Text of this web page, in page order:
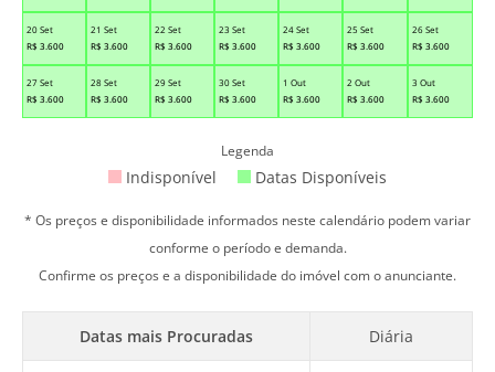
20 Set
R$ 3.600
21 Set
R$ 3.600
22 Set
R$ 3.600
23 Set
R$ 3.600
24 Set
R$ 3.600
25 Set
R$ 3.600
26 Set
R$ 3.600
27 Set
R$ 3.600
28 Set
R$ 3.600
29 Set
R$ 3.600
30 Set
R$ 3.600
1 Out
R$ 3.600
2 Out
R$ 3.600
3 Out
R$ 3.600
Legenda
Indisponível Datas Disponíveis
* Os preços e disponibilidade informados neste calendário podem variar
conforme o período e demanda.
Confirme os preços e a disponibilidade do imóvel com o anunciante.
Datas mais Procuradas Diária